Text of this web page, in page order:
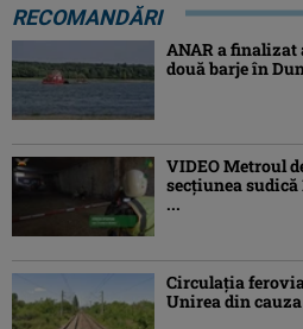
RECOMANDĂRI
ANAR a finalizat
două barje în
VIDEO Metroul
secțiunea
...
Circulația
Unirea din